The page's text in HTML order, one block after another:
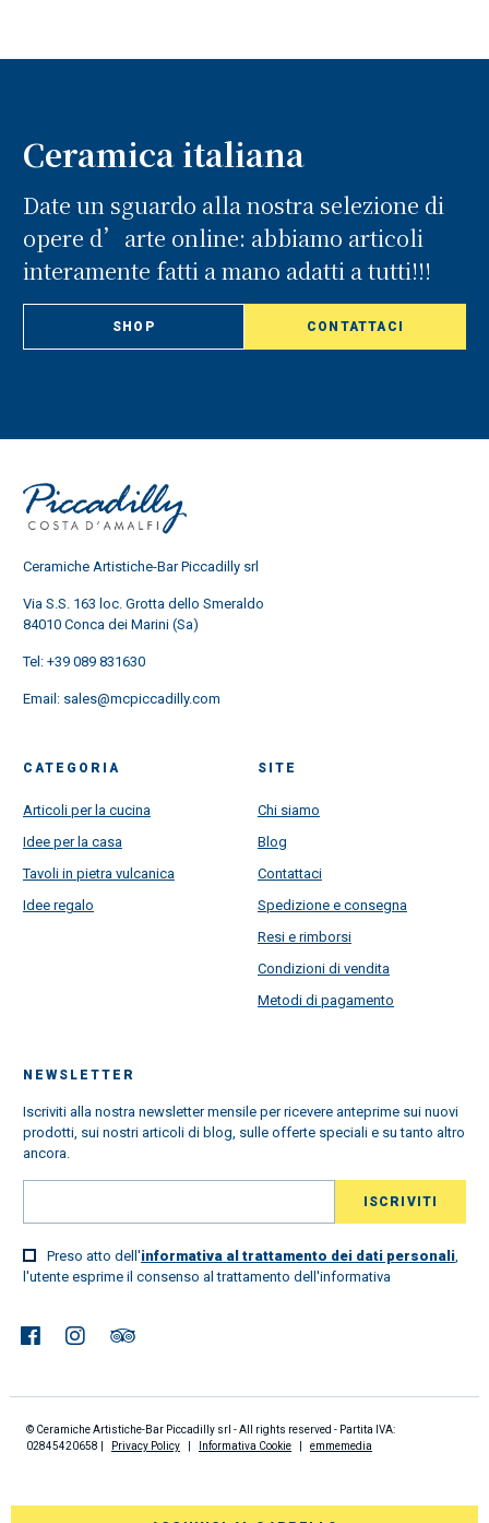
Ceramica italiana
Date un sguardo alla nostra selezione di
opere d’arte online: abbiamo articoli
interamente fatti a mano adatti a tutti!!!
SHOP CONTATTACI
Ceramiche Artistiche-Bar Piccadilly srl
Via S.S. 163 loc. Grotta dello Smeraldo
84010 Conca dei Marini (Sa)
Tel: +39 089 831630
Email: sales@mcpiccadilly.com
CATEGORIA
Articoli per la cucina
Idee per la casa
Tavoli in pietra vulcanica
Idee regalo
SITE
Chi siamo
Blog
Contattaci
Spedizione e consegna
Resi e rimborsi
Condizioni di vendita
Metodi di pagamento
NEWSLETTER
Iscriviti alla nostra newsletter mensile per ricevere anteprime sui nuovi
prodotti, sui nostri articoli di blog, sulle offerte speciali e su tanto altro
ancora.
Preso atto dell'informativa al trattamento dei dati personali,
l'utente esprime il consenso al trattamento dell'informativa
© Ceramiche Artistiche-Bar Piccadilly srl - All rights reserved - Partita IVA:
02845420658 |
Privacy Policy Informativa Cookie emmemedia